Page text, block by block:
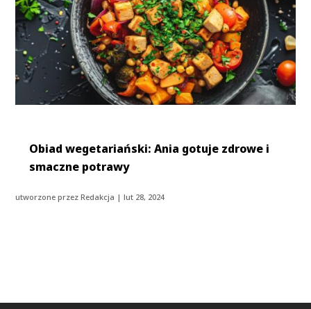
Obiad wegetariański: Ania gotuje zdrowe i
smaczne potrawy
utworzone przezRedakcja |lut 28, 2024